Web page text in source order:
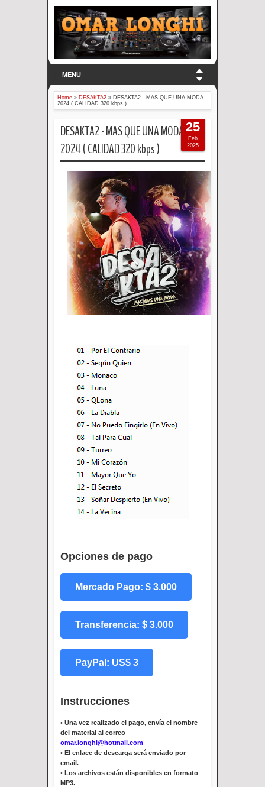
MENU
Home » DESAKTA2 » DESAKTA2 - MAS QUE UNA MODA -
2024 ( CALIDAD 320 kbps )
DESAKTA2 - MAS QUE UNA MODA -
2024 ( CALIDAD 320 kbps )
Opciones de pago
Mercado Pago: $ 3.000
Transferencia: $ 3.000
PayPal: US$ 3
Instrucciones
• Una vez realizado el pago, envía el nombre
del material al correo
omar.longhi@hotmail.com
• El enlace de descarga será enviado por
email.
• Los archivos están disponibles en formato
MP3.
25
Feb
2025